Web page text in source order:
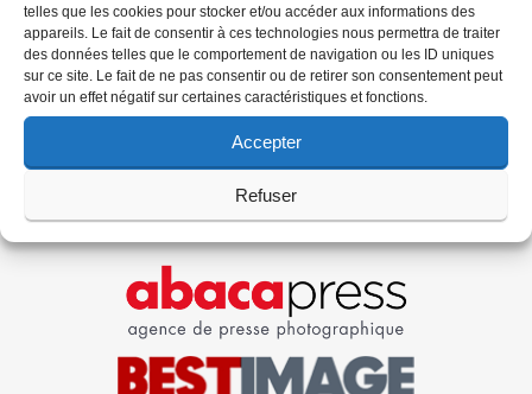
telles que les cookies pour stocker et/ou accéder aux informations des
appareils. Le fait de consentir à ces technologies nous permettra de traiter
des données telles que le comportement de navigation ou les ID uniques
sur ce site. Le fait de ne pas consentir ou de retirer son consentement peut
avoir un effet négatif sur certaines caractéristiques et fonctions.
Accepter
Refuser
Nous écrire
‘DREDI LETTRE HEBDO
Ils nous soutiennent